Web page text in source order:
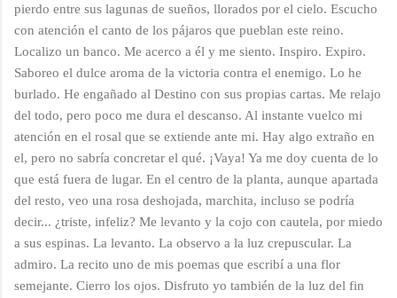
pierdo entre sus lagunas de sueños, llorados por el cielo. Escucho
con atención el canto de los pájaros que pueblan este reino.
Localizo un banco. Me acerco a él y me siento. Inspiro. Expiro.
Saboreo el dulce aroma de la victoria contra el enemigo. Lo he
burlado. He engañado al Destino con sus propias cartas. Me relajo
del todo, pero poco me dura el descanso. Al instante vuelco mi
atención en el rosal que se extiende ante mi. Hay algo extraño en
el, pero no sabría concretar el qué. ¡Vaya! Ya me doy cuenta de lo
que está fuera de lugar. En el centro de la planta, aunque apartada
del resto, veo una rosa deshojada, marchita, incluso se podría
decir... ¿triste, infeliz? Me levanto y la cojo con cautela, por miedo
a sus espinas. La levanto. La observo a la luz crepuscular. La
admiro. La recito uno de mis poemas que escribí a una flor
semejante. Cierro los ojos. Disfruto yo también de la luz del fin